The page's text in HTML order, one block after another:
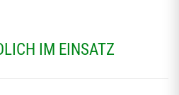
IM EINSATZ